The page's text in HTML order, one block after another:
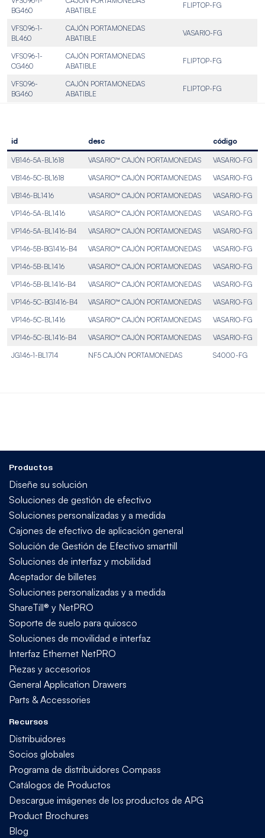
BG460
ABATIBLE
FLIPTOP-FG
VFS096-1-
BL460
CAJÓN PORTAMONEDAS
ABATIBLE
VASARIO-FG
VFS096-1-
CG460
CAJÓN PORTAMONEDAS
ABATIBLE
FLIPTOP-FG
VFS096-
BG460
CAJÓN PORTAMONEDAS
ABATIBLE
FLIPTOP-FG
id desc código
VB146-5A-BL1618 VASARIO™ CAJÓN PORTAMONEDAS
VASARIO-FG
VB146-5C-BL1618
VASARIO™ CAJÓN PORTAMONEDAS
VASARIO-FG
VB146-BL1416
VASARIO™ CAJÓN PORTAMONEDAS
VASARIO-FG
VP146-5A-BL1416
VASARIO™ CAJÓN PORTAMONEDAS
VASARIO-FG
VP146-5A-BL1416-B4
VASARIO™ CAJÓN PORTAMONEDAS
VASARIO-FG
VP146-5B-BG1416-B4
VASARIO™ CAJÓN PORTAMONEDAS
VASARIO-FG
VP146-5B-BL1416
VASARIO™ CAJÓN PORTAMONEDAS
VASARIO-FG
VP146-5B-BL1416-B4
VASARIO™ CAJÓN PORTAMONEDAS
VASARIO-FG
VP146-5C-BG1416-B4
VASARIO™ CAJÓN PORTAMONEDAS
VASARIO-FG
VP146-5C-BL1416
VASARIO™ CAJÓN PORTAMONEDAS
VASARIO-FG
VP146-5C-BL1416-B4
VASARIO™ CAJÓN PORTAMONEDAS
VASARIO-FG
JG146-1-BL1714
NF5 CAJÓN PORTAMONEDAS S4000-FG
Productos
Diseñe su solución
Soluciones de gestión de efectivo
Soluciones personalizadas y a medida
Cajones de efectivo de aplicación general
Solución de Gestión de Efectivo smarttill
Soluciones de interfaz y mobilidad
Aceptador de billetes
Soluciones personalizadas y a medida
ShareTill® y NetPRO
Soporte de suelo para quiosco
Soluciones de movilidad e interfaz
Interfaz Ethernet NetPRO
Piezas y accesorios
General Application Drawers
Parts & Accessories
Recursos
Distribuidores
Socios globales
Programa de distribuidores Compass
Catálogos de Productos
Descargue imágenes de los productos de APG
Product Brochures
Blog